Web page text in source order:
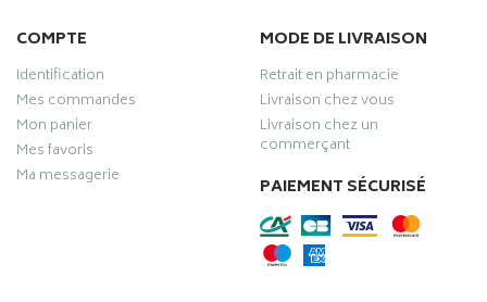
COMPTE
Identification
Mes commandes
Mon panier
Mes favoris
Ma messagerie
MODE DE LIVRAISON
Retrait en pharmacie
Livraison chez vous
Livraison chez un
commerçant
PAIEMENT SÉCURISÉ